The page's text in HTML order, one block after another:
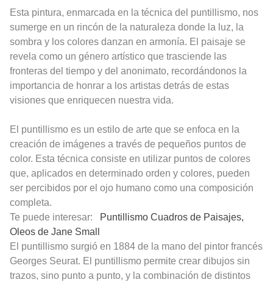
Esta pintura, enmarcada en la técnica del puntillismo, nos
sumerge en un rincón de la naturaleza donde la luz, la
sombra y los colores danzan en armonía. El paisaje se
revela como un género artístico que trasciende las
fronteras del tiempo y del anonimato, recordándonos la
importancia de honrar a los artistas detrás de estas
visiones que enriquecen nuestra vida.
El puntillismo es un estilo de arte que se enfoca en la
creación de imágenes a través de pequeños puntos de
color. Esta técnica consiste en utilizar puntos de colores
que, aplicados en determinado orden y colores, pueden
ser percibidos por el ojo humano como una composición
completa.
Te puede interesar:
Puntillismo Cuadros de Paisajes,
Oleos de Jane Small
El puntillismo surgió en 1884 de la mano del pintor francés
Georges Seurat. El puntillismo permite crear dibujos sin
trazos, sino punto a punto, y la combinación de distintos